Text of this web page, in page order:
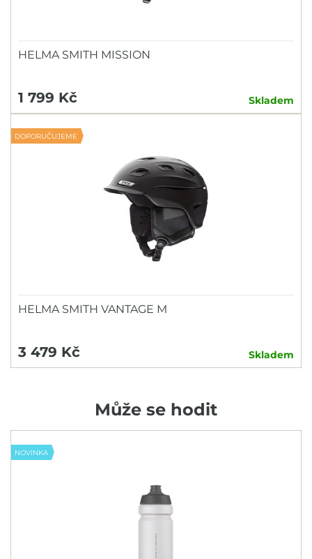
HELMA SMITH MISSION
1 799 Kč Skladem
DOPORUČUJEME
HELMA SMITH VANTAGE M
3 479 Kč Skladem
Může se hodit
NOVINKA